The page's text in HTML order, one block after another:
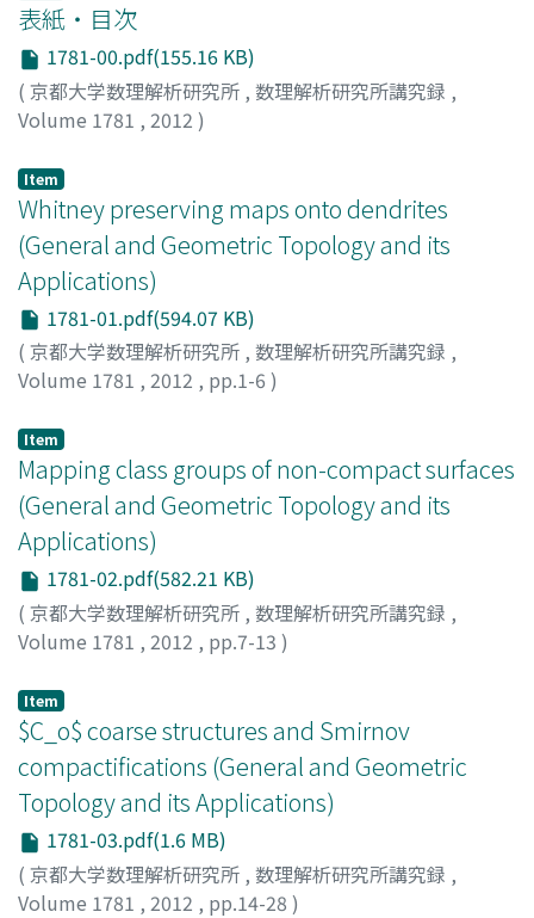
表紙・目次
1781-00.pdf(155.16 KB)
( 京都大学数理解析研究所 , 数理解析研究所講究録 ,
Volume 1781 , 2012 )
Item
Whitney preserving maps onto dendrites
(General and Geometric Topology and its
Applications)
1781-01.pdf(594.07 KB)
( 京都大学数理解析研究所 , 数理解析研究所講究録 ,
Volume 1781 , 2012 , pp.1-6 )
Item
Mapping class groups of non-compact surfaces
(General and Geometric Topology and its
Applications)
1781-02.pdf(582.21 KB)
( 京都大学数理解析研究所 , 数理解析研究所講究録 ,
Volume 1781 , 2012 , pp.7-13 )
Item
$C_o$ coarse structures and Smirnov
compactifications (General and Geometric
Topology and its Applications)
1781-03.pdf(1.6 MB)
( 京都大学数理解析研究所 , 数理解析研究所講究録 ,
Volume 1781 , 2012 , pp.14-28 )